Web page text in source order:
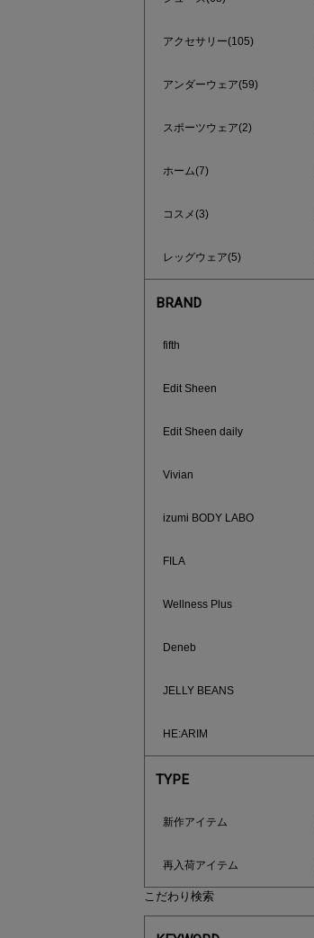
アクセサリー(105)
アンダーウェア(59)
スポーツウェア(2)
ホーム(7)
コスメ(3)
レッグウェア(5)
BRAND
fifth
Edit Sheen
Edit Sheen daily
Vivian
izumi BODY LABO
FILA
Wellness Plus
Deneb
JELLY BEANS
HE:ARIM
TYPE
新作アイテム
再入荷アイテム
こだわり検索